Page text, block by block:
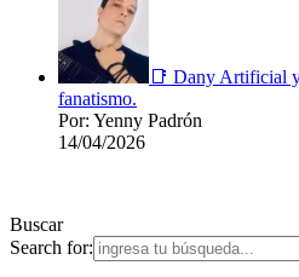
📑 Dany Artificial
fanatismo.
Por: Yenny Padrón
14/04/2026
Buscar
Search for: